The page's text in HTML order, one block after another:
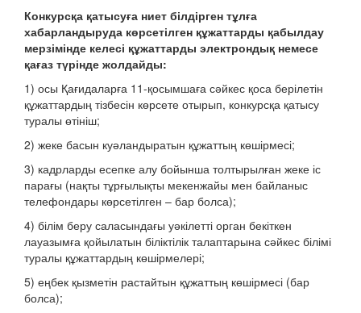
Конкурсқа қатысуға ниет білдірген тұлға
хабарландыруда көрсетілген құжаттарды қабылдау
мерзімінде келесі құжаттарды электрондық немесе
қағаз түрінде жолдайды:
1) осы Қағидаларға 11-қосымшаға сәйкес қоса берілетін
құжаттардың тізбесін көрсете отырып, конкурсқа қатысу
туралы өтініш;
2) жеке басын куәландыратын құжаттың көшірмесі;
3) кадрларды есепке алу бойынша толтырылған жеке іс
парағы (нақты тұрғылықты мекенжайы мен байланыс
телефондары көрсетілген – бар болса);
4) білім беру саласындағы уәкілетті орган бекіткен
лауазымға қойылатын біліктілік талаптарына сәйкес білімі
туралы құжаттардың көшірмелері;
5) еңбек қызметін растайтын құжаттың көшірмесі (бар
болса);